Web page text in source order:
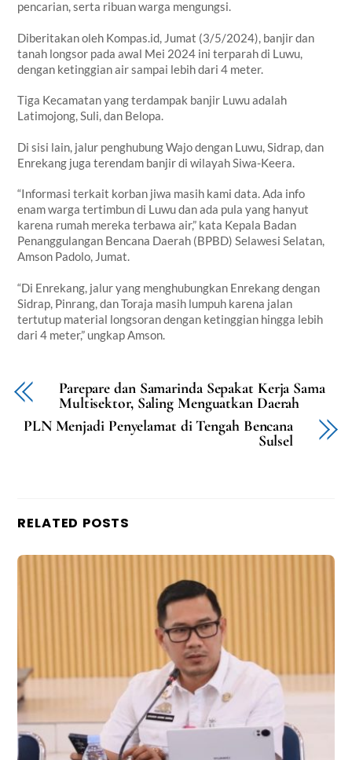
pencarian, serta ribuan warga mengungsi.
Diberitakan oleh Kompas.id, Jumat (3/5/2024), banjir dan
tanah longsor pada awal Mei 2024 ini terparah di Luwu,
dengan ketinggian air sampai lebih dari 4 meter.
Tiga Kecamatan yang terdampak banjir Luwu adalah
Latimojong, Suli, dan Belopa.
Di sisi lain, jalur penghubung Wajo dengan Luwu, Sidrap, dan
Enrekang juga terendam banjir di wilayah Siwa-Keera.
“Informasi terkait korban jiwa masih kami data. Ada info
enam warga tertimbun di Luwu dan ada pula yang hanyut
karena rumah mereka terbawa air,” kata Kepala Badan
Penanggulangan Bencana Daerah (BPBD) Selawesi Selatan,
Amson Padolo, Jumat.
“Di Enrekang, jalur yang menghubungkan Enrekang dengan
Sidrap, Pinrang, dan Toraja masih lumpuh karena jalan
tertutup material longsoran dengan ketinggian hingga lebih
dari 4 meter,” ungkap Amson.
Parepare dan Samarinda Sepakat Kerja Sama
Multisektor, Saling Menguatkan Daerah
PLN Menjadi Penyelamat di Tengah Bencana
Sulsel
RELATED POSTS